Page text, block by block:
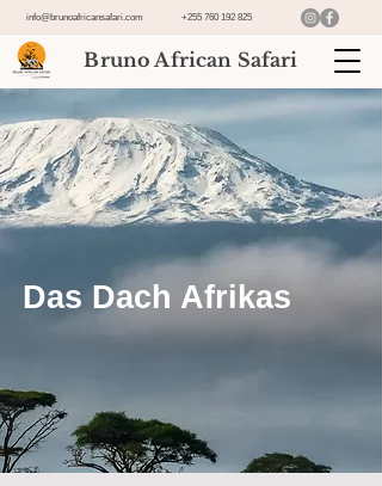
info@brunoafricansafari.com +255 760 192 825
Bruno African Safari
Das Dach Afrikas